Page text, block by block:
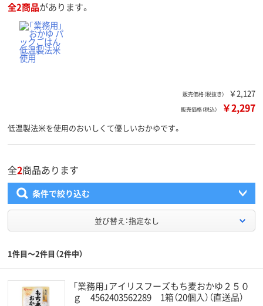
全2商品があります。
販売価格（税抜き） ￥2,127
販売価格（税込） ￥2,297
低温製法米を使用のおいしくて優しいおかゆです。
全2商品あります
条件で絞り込む
並び替え：指定なし
1件目～2件目（2件中）
「業務用」アイリスフーズもち麦おかゆ２５０
ｇ 4562403562289 1箱（20個入）（直送品）